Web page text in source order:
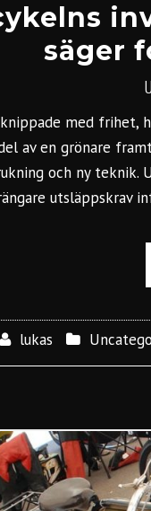
säger
med frihet,
av en grönare
och ny teknik.
utsläppskrav
lukas